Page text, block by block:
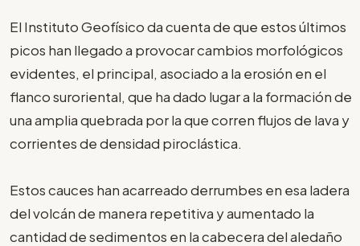
El Instituto Geofísico da cuenta de que estos últimos
picos han llegado a provocar cambios morfológicos
evidentes, el principal, asociado a la erosión en el
flanco suroriental, que ha dado lugar a la formación de
una amplia quebrada por la que corren flujos de lava y
corrientes de densidad piroclástica.
Estos cauces han acarreado derrumbes en esa ladera
del volcán de manera repetitiva y aumentado la
cantidad de sedimentos en la cabecera del aledaño